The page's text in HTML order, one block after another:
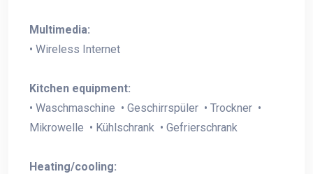
Multimedia:
• Wireless Internet
Kitchen equipment:
• Waschmaschine • Geschirrspüler • Trockner •
Mikrowelle • Kühlschrank • Gefrierschrank
Heating/cooling: